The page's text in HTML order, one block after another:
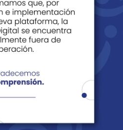
Directorio Servicios En Línea